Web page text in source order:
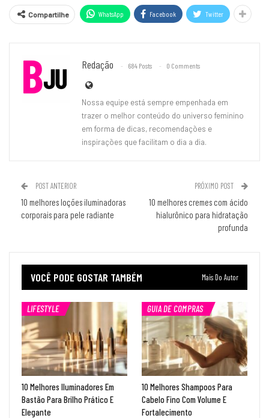
Compartilhe WhatsApp Facebook Twitter
Redação 684 Posts 0 Comments
Nossa equipe está sempre empenhada em
trazer o melhor conteúdo do universo feminino
em forma de dicas, recomendações e
inspirações que facilitam o dia a dia.
POST ANTERIOR
10 melhores loções iluminadoras
corporais para pele radiante
PRÓXIMO POST
10 melhores cremes com ácido
hialurônico para hidratação
profunda
VOCÊ PODE GOSTAR TAMBÉM Mais Do Autor
LIFESTYLE
10 Melhores Iluminadores Em
Bastão Para Brilho Prático E
Elegante
GUIA DE COMPRAS
10 Melhores Shampoos Para
Cabelo Fino Com Volume E
Fortalecimento